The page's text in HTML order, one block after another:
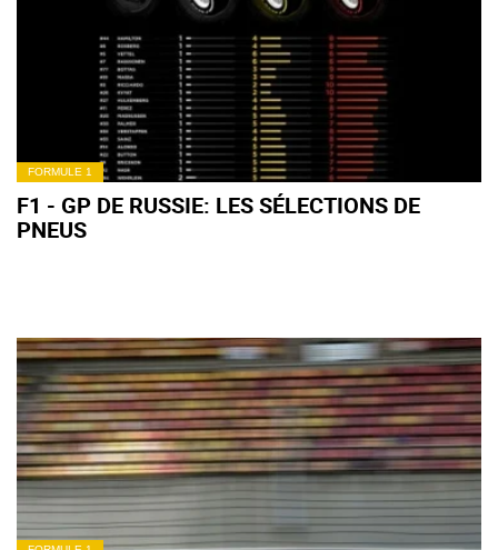
FORMULE 1
F1 - GP DE RUSSIE: LES SÉLECTIONS DE
PNEUS